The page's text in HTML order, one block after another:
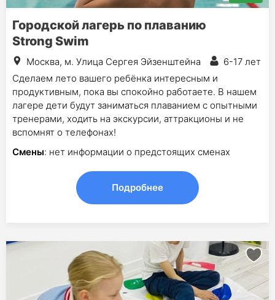
Городской лагерь по плаванию
Strong Swim
Москва, м. Улица Сергея Эйзенштейна
6-17 лет
Сделаем лето вашего ребёнка интересным и
продуктивным, пока вы спокойно работаете. В нашем
лагере дети будут заниматься плаванием с опытными
тренерами, ходить на экскурсии, аттракционы и не
вспомнят о телефонах!
Смены: нет информации о предстоящих сменах
Подробнее